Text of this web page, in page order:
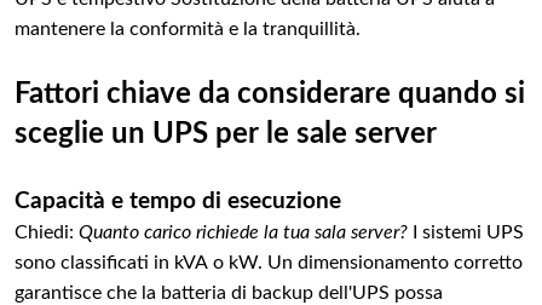
mantenere la conformità e la tranquillità.
Fattori chiave da considerare quando si
sceglie un UPS per le sale server
Capacità e tempo di esecuzione
Chiedi: Quanto carico richiede la tua sala server? I sistemi UPS
sono classificati in kVA o kW. Un dimensionamento corretto
garantisce che la batteria di backup dell'UPS possa